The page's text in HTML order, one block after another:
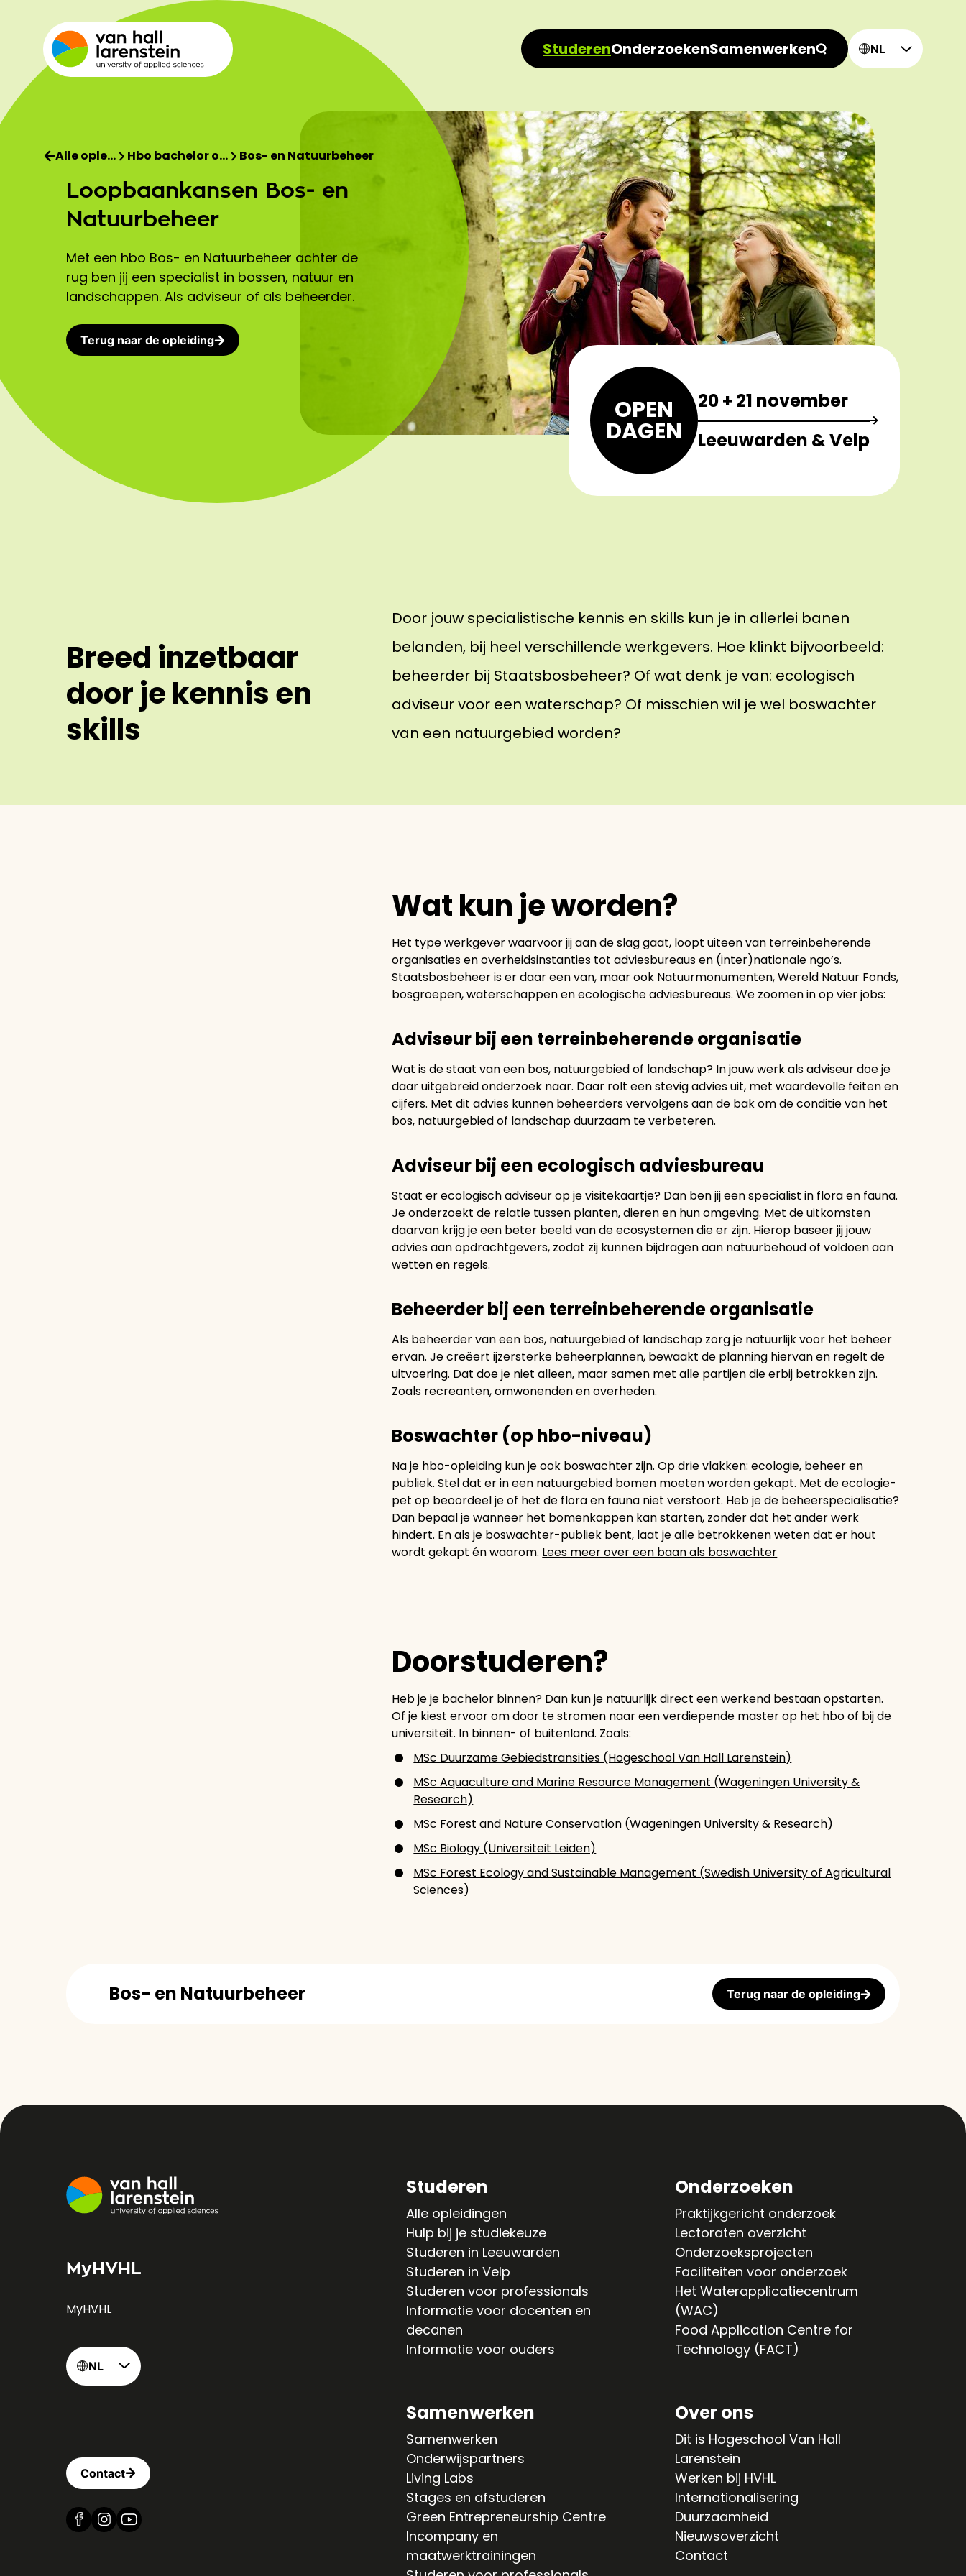
StuderenOnderzoekenSamenwerken NL
Alle ople… Hbo bachelor o… Bos- en Natuurbeheer
Loopbaankansen Bos- en
Natuurbeheer
Met een hbo Bos- en Natuurbeheer achter de
rug ben jij een specialist in bossen, natuur en
landschappen. Als adviseur of als beheerder.
Terug naar de opleiding
OPEN
DAGEN
20 + 21 november
Leeuwarden & Velp
Breed inzetbaar
door je kennis en
skills
Door jouw specialistische kennis en skills kun je in allerlei banen
belanden, bij heel verschillende werkgevers. Hoe klinkt bijvoorbeeld:
beheerder bij Staatsbosbeheer? Of wat denk je van: ecologisch
adviseur voor een waterschap? Of misschien wil je wel boswachter
van een natuurgebied worden?
Wat kun je worden?
Het type werkgever waarvoor jij aan de slag gaat, loopt uiteen van terreinbeherende
organisaties en overheidsinstanties tot adviesbureaus en (inter)nationale ngo’s.
Staatsbosbeheer is er daar een van, maar ook Natuurmonumenten, Wereld Natuur Fonds,
bosgroepen, waterschappen en ecologische adviesbureaus. We zoomen in op vier jobs:
Adviseur bij een terreinbeherende organisatie
Wat is de staat van een bos, natuurgebied of landschap? In jouw werk als adviseur doe je
daar uitgebreid onderzoek naar. Daar rolt een stevig advies uit, met waardevolle feiten en
cijfers. Met dit advies kunnen beheerders vervolgens aan de bak om de conditie van het
bos, natuurgebied of landschap duurzaam te verbeteren.
Adviseur bij een ecologisch adviesbureau
Staat er ecologisch adviseur op je visitekaartje? Dan ben jij een specialist in flora en fauna.
Je onderzoekt de relatie tussen planten, dieren en hun omgeving. Met de uitkomsten
daarvan krijg je een beter beeld van de ecosystemen die er zijn. Hierop baseer jij jouw
advies aan opdrachtgevers, zodat zij kunnen bijdragen aan natuurbehoud of voldoen aan
wetten en regels.
Beheerder bij een terreinbeherende organisatie
Als beheerder van een bos, natuurgebied of landschap zorg je natuurlijk voor het beheer
ervan. Je creëert ijzersterke beheerplannen, bewaakt de planning hiervan en regelt de
uitvoering. Dat doe je niet alleen, maar samen met alle partijen die erbij betrokken zijn.
Zoals recreanten, omwonenden en overheden.
Boswachter (op hbo-niveau)
Na je hbo-opleiding kun je ook boswachter zijn. Op drie vlakken: ecologie, beheer en
publiek. Stel dat er in een natuurgebied bomen moeten worden gekapt. Met de ecologie-
pet op beoordeel je of het de flora en fauna niet verstoort. Heb je de beheerspecialisatie?
Dan bepaal je wanneer het bomenkappen kan starten, zonder dat het ander werk
hindert. En als je boswachter-publiek bent, laat je alle betrokkenen weten dat er hout
wordt gekapt én waarom. Lees meer over een baan als boswachter
Doorstuderen?
Heb je je bachelor binnen? Dan kun je natuurlijk direct een werkend bestaan opstarten.
Of je kiest ervoor om door te stromen naar een verdiepende master op het hbo of bij de
universiteit. In binnen- of buitenland. Zoals:
MSc Duurzame Gebiedstransities (Hogeschool Van Hall Larenstein)
MSc Aquaculture and Marine Resource Management (Wageningen University &
Research)
MSc Forest and Nature Conservation (Wageningen University & Research)
MSc Biology (Universiteit Leiden)
MSc Forest Ecology and Sustainable Management (Swedish University of Agricultural
Sciences)
Bos- en Natuurbeheer Terug naar de opleiding
MyHVHL
MyHVHL
NL
Contact
Vind ons op Facebook
Vind ons op Instagram
Vind ons op YouTube
Studeren
Alle opleidingen
Hulp bij je studiekeuze
Studeren in Leeuwarden
Studeren in Velp
Studeren voor professionals
Informatie voor docenten en
decanen
Informatie voor ouders
Onderzoeken
Praktijkgericht onderzoek
Lectoraten overzicht
Onderzoeksprojecten
Faciliteiten voor onderzoek
Het Waterapplicatiecentrum
(WAC)
Food Application Centre for
Technology (FACT)
Samenwerken
Samenwerken
Onderwijspartners
Living Labs
Stages en afstuderen
Green Entrepreneurship Centre
Incompany en
maatwerktrainingen
Over ons
Dit is Hogeschool Van Hall
Larenstein
Werken bij HVHL
Internationalisering
Duurzaamheid
Nieuwsoverzicht
Contact